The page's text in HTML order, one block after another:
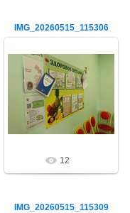
IMG_20260515_115306
15.05.26
ibrschool2
12
IMG_20260515_115309